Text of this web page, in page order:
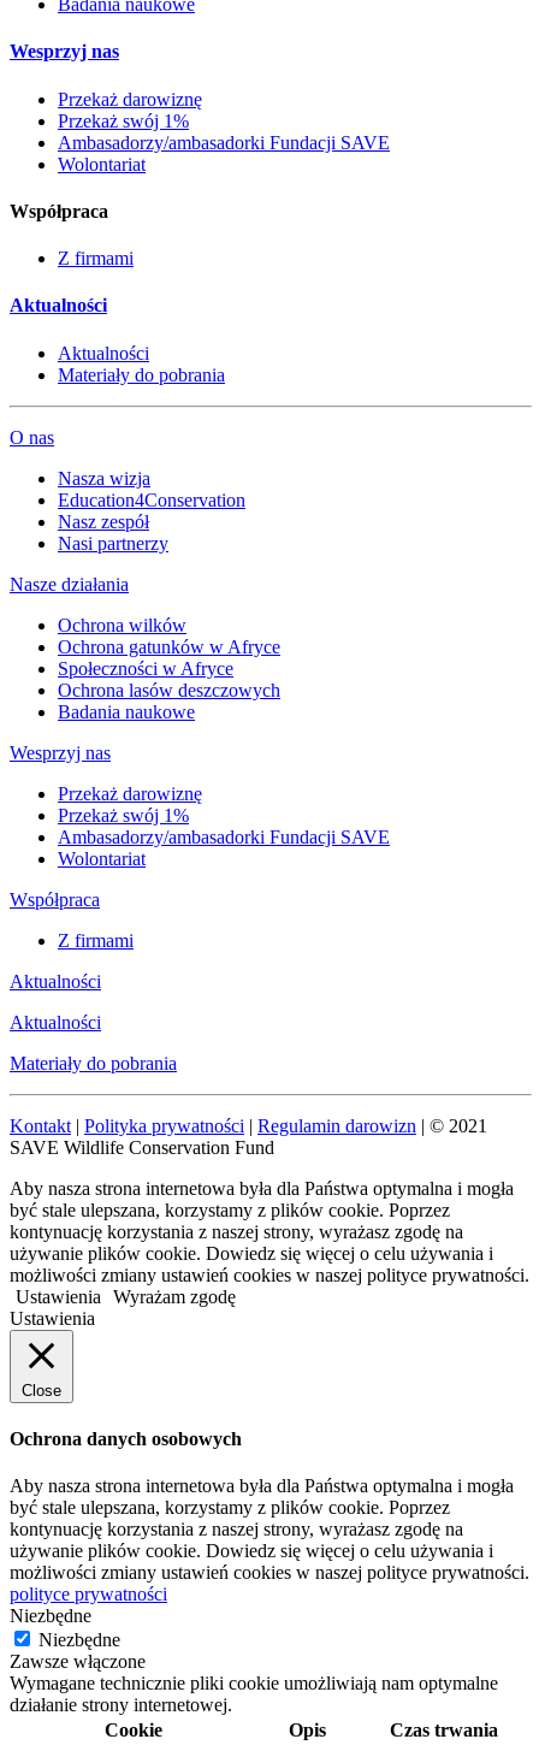
Badania naukowe
Wesprzyj nas
Przekaż darowiznę
Przekaż swój 1%
Ambasadorzy/ambasadorki Fundacji SAVE
Wolontariat
Współpraca
Z firmami
Aktualności
Aktualności
Materiały do pobrania
O nas
Nasza wizja
Education4Conservation
Nasz zespół
Nasi partnerzy
Nasze działania
Ochrona wilków
Ochrona gatunków w Afryce
Społeczności w Afryce
Ochrona lasów deszczowych
Badania naukowe
Wesprzyj nas
Przekaż darowiznę
Przekaż swój 1%
Ambasadorzy/ambasadorki Fundacji SAVE
Wolontariat
Współpraca
Z firmami
Aktualności
Aktualności
Materiały do pobrania
Kontakt | Polityka prywatności | Regulamin darowizn | © 2021
SAVE Wildlife Conservation Fund
Aby nasza strona internetowa była dla Państwa optymalna i mogła
być stale ulepszana, korzystamy z plików cookie. Poprzez
kontynuację korzystania z naszej strony, wyrażasz zgodę na
używanie plików cookie. Dowiedz się więcej o celu używania i
możliwości zmiany ustawień cookies w naszej polityce prywatności.
Ustawienia
Wyrażam zgodę
Ustawienia
Close
Ochrona danych osobowych
Aby nasza strona internetowa była dla Państwa optymalna i mogła
być stale ulepszana, korzystamy z plików cookie. Poprzez
kontynuację korzystania z naszej strony, wyrażasz zgodę na
używanie plików cookie. Dowiedz się więcej o celu używania i
możliwości zmiany ustawień cookies w naszej polityce prywatności.
polityce prywatności
Niezbędne
Niezbędne
Zawsze włączone
Wymagane technicznie pliki cookie umożliwiają nam optymalne
działanie strony internetowej.
Cookie
Opis Czas trwania